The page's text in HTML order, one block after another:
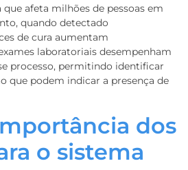
afeta milhões de pessoas em
quando detectado
de cura aumentam
laboratoriais desempenham
processo, permitindo identificar
que podem indicar a presença de
dos
o sistema